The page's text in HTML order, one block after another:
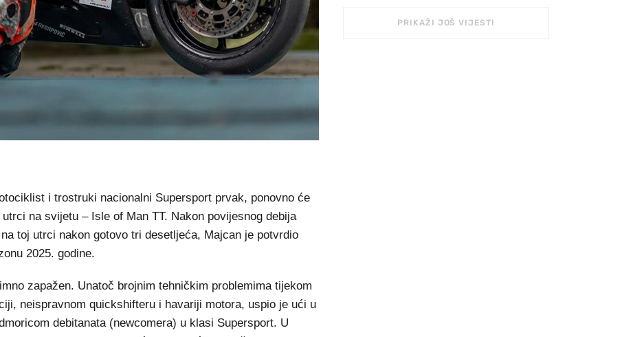
i trostruki nacionalni Supersport prvak, ponovno će
na svijetu – Isle of Man TT. Nakon povijesnog debija
toj utrci nakon gotovo tri desetljeća, Majcan je potvrdio
2025. godine.
zapažen. Unatoč brojnim tehničkim problemima tijekom
neispravnom quickshifteru i havariji motora, uspio je ući u
debitanata (newcomera) u klasi Supersport. U
PRIKAŽI JOŠ VIJESTI